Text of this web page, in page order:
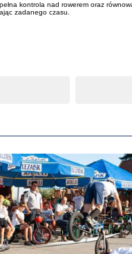
kontrola nad rowerem oraz
zadanego czasu.